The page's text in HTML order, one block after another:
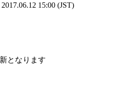
15:00 (JST)
となります